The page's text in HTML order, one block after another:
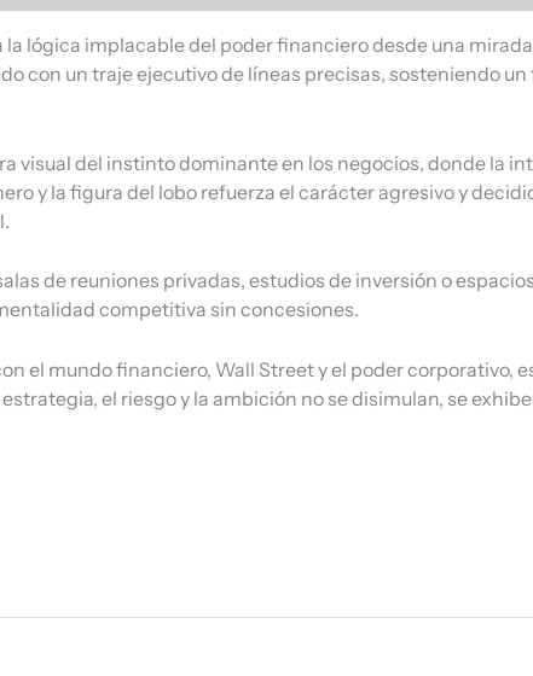
lógica implacable del poder financiero desde una
con un traje ejecutivo de líneas precisas, sosteniendo
visual del instinto dominante en los negocios, donde la
y la figura del lobo refuerza el carácter agresivo y
de reuniones privadas, estudios de inversión o
competitiva sin concesiones.
el mundo financiero, Wall Street y el poder corporativo,
el riesgo y la ambición no se disimulan, se